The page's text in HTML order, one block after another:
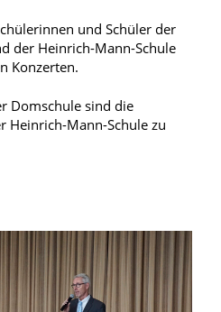
und Schüler der
der Heinrich-Mann-Schule
Konzerten.
Domschule sind die
Heinrich-Mann-Schule zu